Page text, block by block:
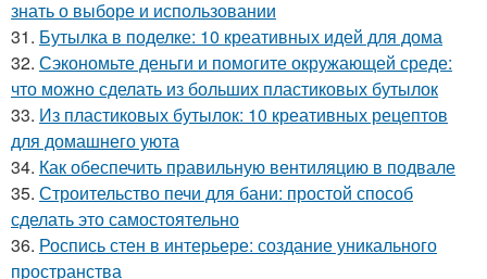
знать о выборе и использовании
31. Бутылка в поделке: 10 креативных идей для дома
32. Сэкономьте деньги и помогите окружающей среде:
что можно сделать из больших пластиковых бутылок
33. Из пластиковых бутылок: 10 креативных рецептов
для домашнего уюта
34. Как обеспечить правильную вентиляцию в подвале
35. Строительство печи для бани: простой способ
сделать это самостоятельно
36. Роспись стен в интерьере: создание уникального
пространства